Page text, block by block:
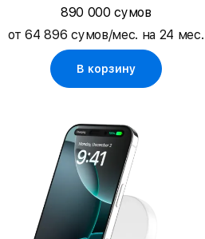
890 000 сумов
от 64 896 сумов/мес. на 24 мес.
В корзину